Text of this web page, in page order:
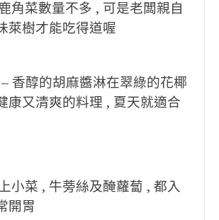
角菜數量不多 , 可是老闆親自
萊樹才能吃得道喔
香醇的胡麻醬淋在翠綠的花椰
康又清爽的料理 , 夏天就適合
小菜 , 牛蒡絲及醃蘿蔔 , 都入
開胃